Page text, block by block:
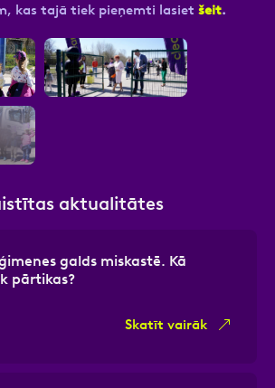
kas tajā tiek pieņemti lasiet šeit.
aktualitātes
galds miskastē. Kā
pārtikas?
Skatīt vairāk